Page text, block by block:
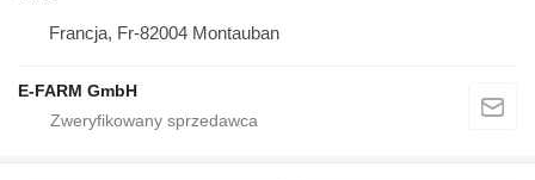
Francja, Fr-82004 Montauban
E-FARM GmbH